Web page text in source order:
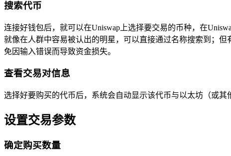
搜索代币
连接好钱包后，就可以在Uniswap上选择要交易的币种，在
就像在人群中容易被认出的明星，可以直接通过名称搜索到；
免因输入错误而导致资金损失。
查看交易对信息
选择好要购买的代币后，系统会自动显示该代币与以太坊（或
设置交易参数
确定购买数量